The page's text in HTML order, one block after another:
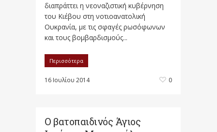
διαπράττει η νεοναζιστική κυβέρνηση
του Κιέβου στη νοτιοανατολική
Ουκρανία, με τις σφαγές ρωσόφωνων
και τους βομβαρδισμούς...
Περισσότερα
16 Ιουλίου 2014 0
Ο βατοπαιδινός Άγιος